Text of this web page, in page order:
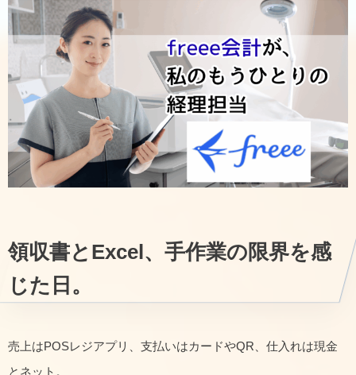
領収書とExcel、手作業の限界を感
じた日。
売上はPOSレジアプリ、支払いはカードやQR、仕入れは現金
とネット。